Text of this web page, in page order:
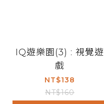
IQ遊樂園(3) : 視覺遊
戲
NT$138
NT$160